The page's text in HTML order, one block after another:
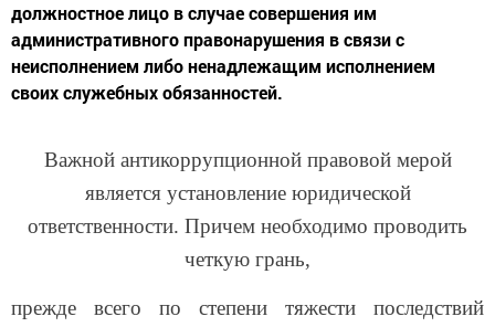
должностное лицо в случае совершения им
административного правонарушения в связи с
неисполнением либо ненадлежащим исполнением
своих служебных обязанностей.
Важной антикоррупционной правовой мерой
является установление юридической
ответственности. Причем необходимо проводить
четкую грань,
прежде всего по степени тяжести последствий